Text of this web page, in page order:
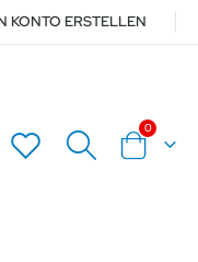
KONTO ERSTELLEN
Warenkorb
0Artikel